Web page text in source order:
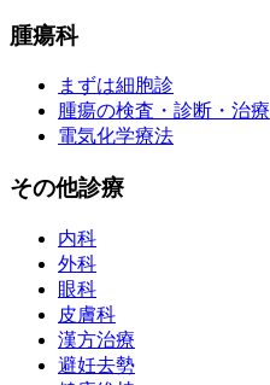
腫瘍科
まずは細胞診
腫瘍の検査・診断・治療
電気化学療法
その他診療
内科
外科
眼科
皮膚科
漢方治療
避妊去勢